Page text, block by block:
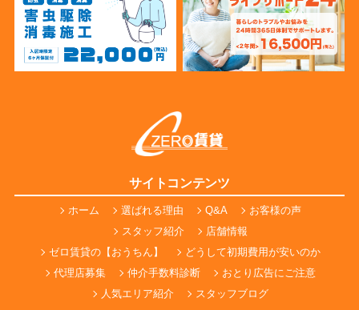
サイトコンテンツ
ホーム 選ばれる理由 Q&A
お客様の声
スタッフ紹介
店舗情報
ゼロ賃貸の【おうちん】
どうして初期費用が安いのか
代理店募集
仲介手数料診断
おとり広告にご注意
人気エリア紹介
スタッフブログ